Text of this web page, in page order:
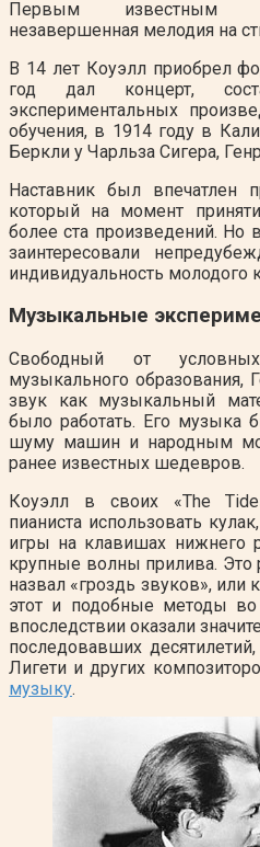
Первым известным
незавершенная мелодия на
В 14 лет Коуэлл приобрел
год дал концерт,
экспериментальных
обучения, в 1914 году в
Беркли у Чарльза Сигера,
Наставник был впечатлен
который на момент
более ста произведений. Но
заинтересовали
индивидуальность молодого
Музыкальные
Свободный от
музыкального образования,
звук как музыкальный
было работать. Его музыка
шуму машин и народным
ранее известных шедевров.
Коуэлл в своих «The
пианиста использовать
игры на клавишах нижнего
крупные волны прилива. Это
назвал «гроздь звуков», или
этот и подобные методы во
впоследствии оказали
последовавших
Лигети и других
музыку.